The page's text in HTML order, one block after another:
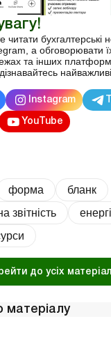
бухгалтерські
а обговорювати
та інших
Instagram
YouTube
форма
бланк
звітність
до усіх
матеріалу